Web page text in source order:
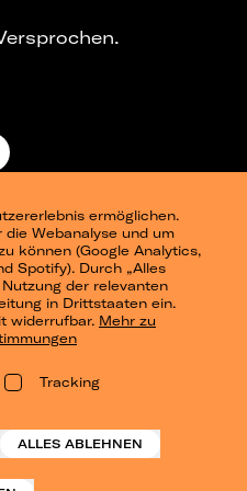
ermöglichen.
Webanalyse und um
können (Google Analytics,
Spotify). Durch „Alles
der relevanten
in Drittstaaten ein.
widerrufbar. Mehr zu
Tracking
ALLES ABLEHNEN